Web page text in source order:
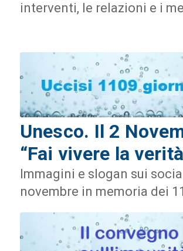
interventi, le relazioni e i
Unesco. Il 2
“Fai vivere la
Immagini e slogan sui
novembre in memoria dei